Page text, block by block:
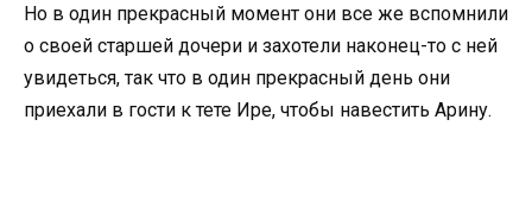
Но в один прекрасный момент они все же вспомнили
о своей старшей дочери и захотели наконец-то с ней
увидеться, так что в один прекрасный день они
приехали в гости к тете Ире, чтобы навестить Арину.